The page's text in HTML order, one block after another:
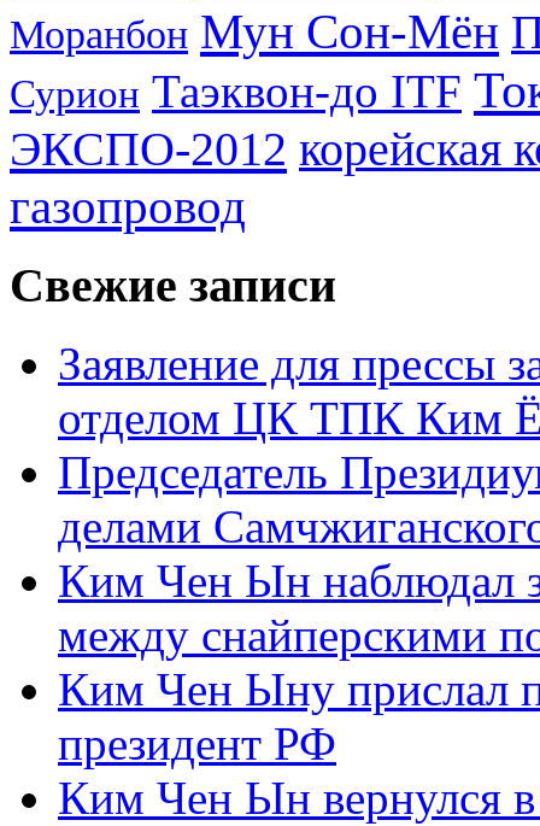
Моранбон Мун Сон-Мён
Сурион Таэквон-до ITF
ЭКСПО-2012 корейская
газопровод
Свежие записи
Заявление для прессы
отделом ЦК ТПК Ким
Председатель
делами
Ким Чен Ын наблюдал
между снайперскими
Ким Чен Ыну прислал
президент РФ
Ким Чен Ын вернулся